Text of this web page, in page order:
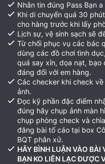
Nhắn tin đúng Pass Bạn a
Khi di chuyển quá 30
cho hàng trước khi lấy
Lịch sự, vệ sinh sạch sẽ
Từ chối phục vụ các bác
dùng các đồ chơi tình
quá say xỉn, dọa nạt, bạo
đáng đối với em hàng.
Các checker khi check
ảnh.
Đọc kỹ phần đặc điểm
đúng hãy chụp ảnh màn
chụp phòng check và
đăng bài tố cáo tại box
BQT phân xử.
HÃY BÌNH LUẬN VÀO BÀI
BẠN KO LIÊN LẠC ĐƯỢC